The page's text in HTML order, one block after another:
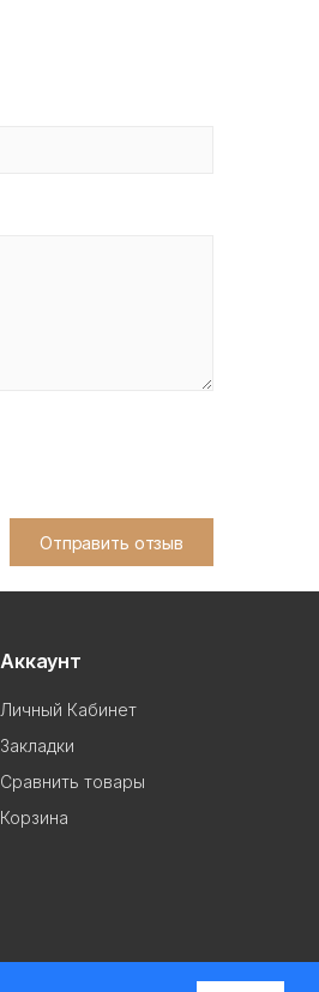
Отправить отзыв
Аккаунт
Личный Кабинет
Закладки
Сравнить товары
Корзина